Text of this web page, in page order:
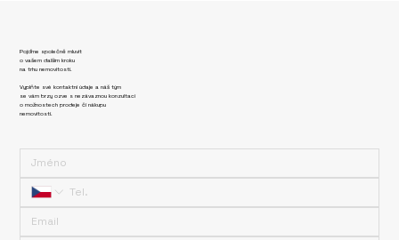
Pojďme společně mluvit
o vašem dalším kroku
na trhu nemovitostí.
Vyplňte své kontaktní údaje a náš tým
se vám brzy ozve s nezávaznou konzultací
o možnostech prodeje či nákupu
nemovitosti.